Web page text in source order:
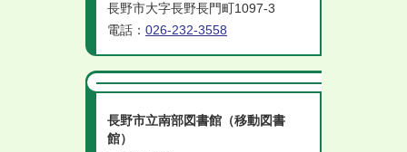
長野市大字長野長門町1097-3
電話： 026-232-3558
長野市立南部図書館（移動図書
館）